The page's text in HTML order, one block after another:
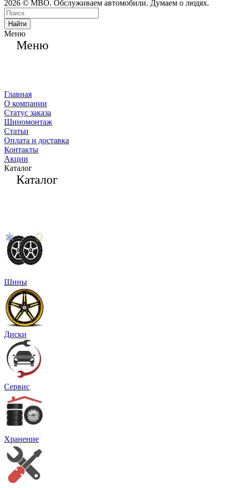
2026 © МВО. Обслуживаем автомобили. Думаем о людях.
Найти
Меню
Меню
Главная
О компании
Статус заказа
Шиномонтаж
Статьи
Оплата и доставка
Контакты
Акции
Каталог
Каталог
Шины
Диски
Сервис
Хранение